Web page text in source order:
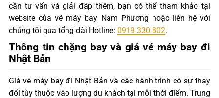
cần tư vấn và giải đáp thêm, bạn có thể tham khảo tại
website của vé máy bay Nam Phương hoặc liên hệ với
chúng tôi qua tổng đài Hotline: 0919 330 802.
Thông tin chặng bay và giá vé máy bay đi
Nhật Bản
Giá vé máy bay đi Nhật Bản và các hành trình có sự thay
đổi tùy thuộc vào lượng du khách tại mỗi thời điểm. Trung